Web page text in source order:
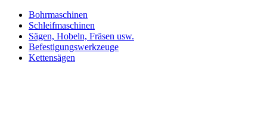
Bohrmaschinen
Schleifmaschinen
Sägen, Hobeln, Fräsen usw.
Befestigungswerkzeuge
Kettensägen